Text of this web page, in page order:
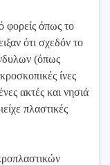
φορείς όπως το
ότι σχεδόν το
(όπως
ίνες
ακτές και νησιά
πλαστικές